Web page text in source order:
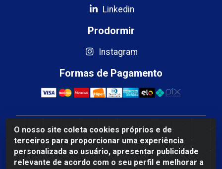
O nosso site coleta cookies próprios e de
terceiros para proporcionar uma experiência
personalizada ao usuário, apresentar publicidade
relevante de acordo com o seu perfil e melhorar a
Linkedin
Prodormir
Instagram
Formas de Pagamento
Mercosul Espumas Industriais LTDA - Rua 13, SN,
Quadra009 Lote 0007 - Polo Empresarial Goias - Etapa
IV - Aparecida de Goiânia/GO - CEP 74.985-113 - CNPJ
10.755.005/0001-88